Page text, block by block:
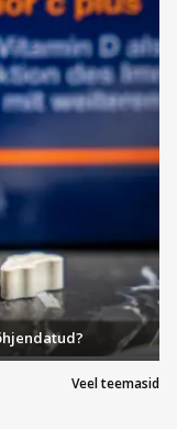
Veel teemasid